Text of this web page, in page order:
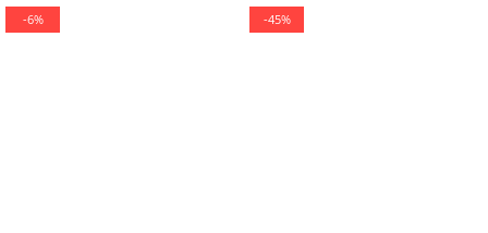
-6% -45%